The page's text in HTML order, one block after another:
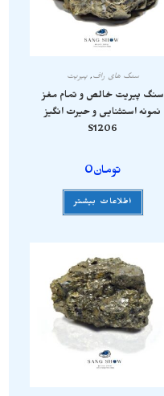
سنگ های راف,پیریت
سنگ پیریت خالص و تمام مغز
نمونه استثنایی و حیرت انگیز
S1206
تومان0
اطلاعات بیشتر